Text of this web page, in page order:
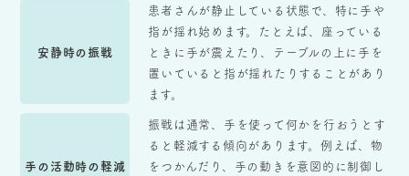
安静時の振戦
患者さんが静止している状態で、特に手や
指が揺れ始めます。たとえば、座っている
ときに手が震えたり、テーブルの上に手を
置いていると指が揺れたりすることがあり
ます。
手の活動時の軽減
振戦は通常、手を使って何かを行おうとす
ると軽減する傾向があります。例えば、物
をつかんだり、手の動きを意図的に制御し